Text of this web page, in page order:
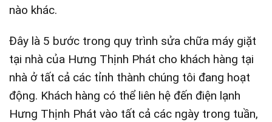
nào khác.
Đây là 5 bước trong quy trình sửa chữa máy giặt
tại nhà của Hưng Thịnh Phát cho khách hàng tại
nhà ở tất cả các tỉnh thành chúng tôi đang hoạt
động. Khách hàng có thể liên hệ đến điện lạnh
Hưng Thịnh Phát vào tất cả các ngày trong tuần,